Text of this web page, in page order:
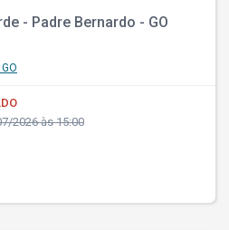
- Padre Bernardo - GO
2026 às 15:00